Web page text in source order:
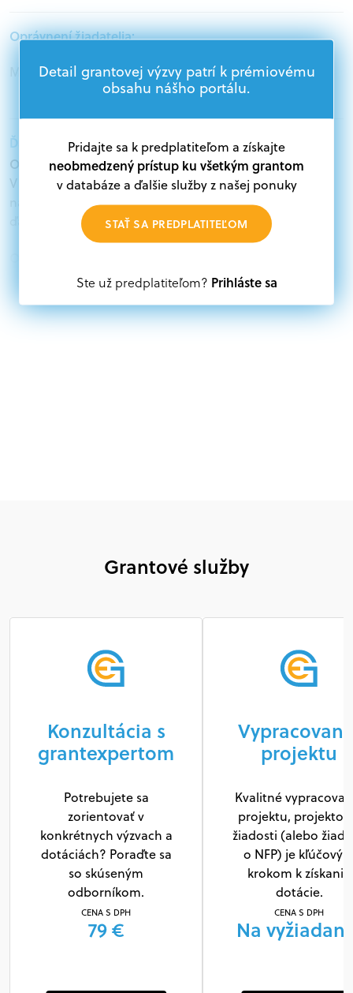
Oprávnení žiadatelia:
Mimovládne organizácie
Ďalšie informácie:
Oprávnení žiadatelia:
V databáze grantov a dotácií na portáli Grantexpert.sk
nájdete aktuálne výzvy z eurofondov, plánu obnovy a
ďalších zdrojov.
Akákoľvek právnická osoba, t. j. verejný alebo súkromný
subjekt, komerčný alebo nekomerčný, ako aj
mimovládne organizácie zriadené ako právnická osoba v
Detail grantovej výzvy patrí k prémiovému
obsahu nášho portálu.
Pridajte sa k predplatiteľom a získajte
neobmedzený prístup ku všetkým grantom
v databáze a ďalšie služby z našej ponuky
STAŤ SA PREDPLATITEĽOM
Ste už predplatiteľom? Prihláste sa
Grantové služby
Konzultácia s
grantexpertom
Potrebujete sa
zorientovať v
konkrétnych výzvach a
dotáciách? Poraďte sa
so skúseným
odborníkom.
CENA S DPH
79 €
projektu
Kvalitné
projektu,
žiadosti (alebo
o NFP) je
krokom k získaniu
dotácie.
CENA S DPH
Na